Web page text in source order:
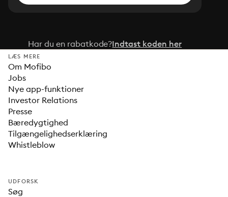
Har du en rabatkode?Indtast koden her
LÆS MERE
Om Mofibo
Jobs
Nye app-funktioner
Investor Relations
Presse
Bæredygtighed
Tilgængelighedserklæring
Whistleblow
UDFORSK
Søg